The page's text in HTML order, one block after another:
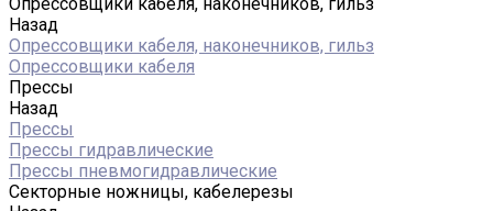
Назад
Опрессовщики кабеля, наконечников, гильз
Опрессовщики кабеля
Прессы
Назад
Прессы
Прессы гидравлические
Прессы пневмогидравлические
Секторные ножницы, кабелерезы